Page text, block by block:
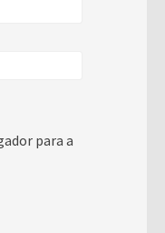
para a